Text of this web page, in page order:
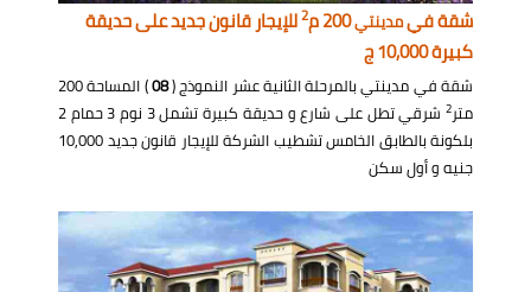
شقة فيمدينتي200 م 2للإيجار قانون جديد على حديقة
كبيرة 10,000 ج
شقة في مدينتي بالمرحلة الثانية عشر النموذج (08
) المساحة 200
متر2
شرقي تطل على شارع و حديقة كبيرة تشمل 3 نوم 3 حمام 2
بلكونة بالطابق الخامس تشطيب الشركة للإيجار قانون جديد 10,000
جنيه و أول سكن